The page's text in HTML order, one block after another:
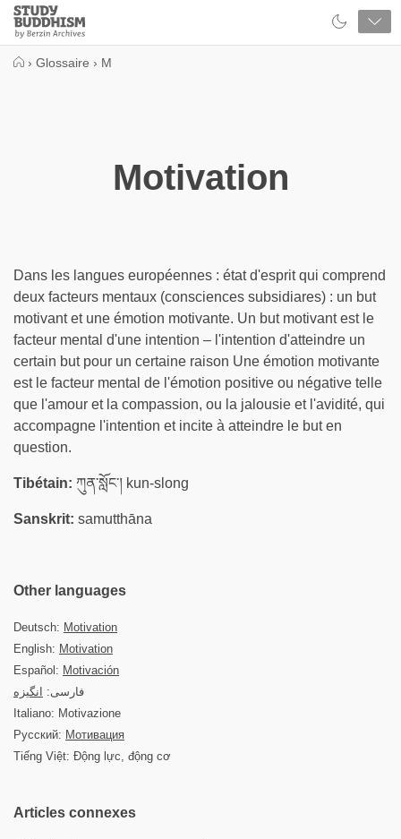
Close
Study
Buddhism
› Glossaire › M
Motivation
Dans les langues européennes : état d'esprit qui comprend
deux facteurs mentaux (consciences subsidiares) : un but
motivant et une émotion motivante. Un but motivant est le
facteur mental d'une intention – l'intention d'atteindre un
certain but pour un certaine raison Une émotion motivante
est le facteur mental de l'émotion positive ou négative telle
que l'amour et la compassion, ou la jalousie et l'avidité, qui
accompagne l'intention et incite à atteindre le but en
question.
Tibétain: ཀུན་སློང་། kun-slong
Sanskrit: samutthāna
Other languages
Deutsch: Motivation
English: Motivation
Español: Motivación
فارسی:
انگیزه
Italiano: Motivazione
Русский: Мотивация
Tiếng Việt: Động lực, động cơ
Articles connexes